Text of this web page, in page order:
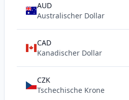
AUD
Australischer Dollar
CAD
Kanadischer Dollar
CZK
Tschechische Krone